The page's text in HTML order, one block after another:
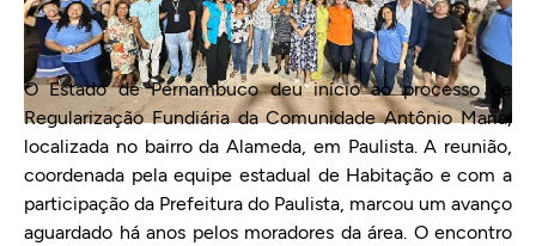
O Estado de Pernambuco deu início ao processo de
Regularização Fundiária da Comunidade Antônio Maria,
localizada no bairro da Alameda, em Paulista. A reunião,
coordenada pela equipe estadual de Habitação e com a
participação da Prefeitura do Paulista, marcou um avanço
aguardado há anos pelos moradores da área. O encontro